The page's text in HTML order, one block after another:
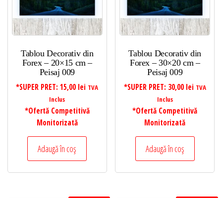
Tablou Decorativ din
Forex – 20×15 cm –
Peisaj 009
*SUPER PRET:15,00 lei TVA
Inclus
*Ofertă Competitivă
Monitorizată
Adaugă în coș
Tablou Decorativ din
Forex – 30×20 cm –
Peisaj 009
*SUPER PRET: 30,00 lei TVA
Inclus
*Ofertă Competitivă
Monitorizată
Adaugă în coș